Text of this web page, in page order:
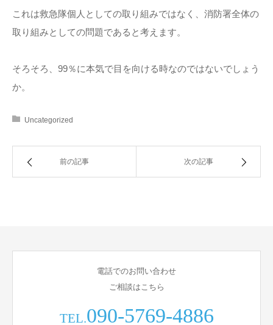
これは救急隊個人としての取り組みではなく、消防署全体の
取り組みとしての問題であると考えます。
そろそろ、99％に本気で目を向ける時なのではないでしょう
か。
Uncategorized
前の記事 次の記事
電話でのお問い合わせ
ご相談はこちら
TEL.090-5769-4886